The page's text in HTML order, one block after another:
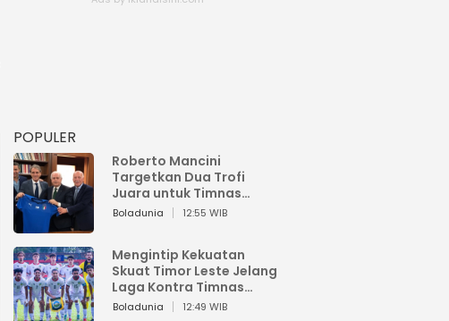
POPULER
Roberto Mancini
Targetkan Dua Trofi
Juara untuk Timnas
Italia
Boladunia 12:55 WIB
Mengintip Kekuatan
Skuat Timor Leste Jelang
Laga Kontra Timnas
Indonesia di Piala AFF
Boladunia 12:49 WIB